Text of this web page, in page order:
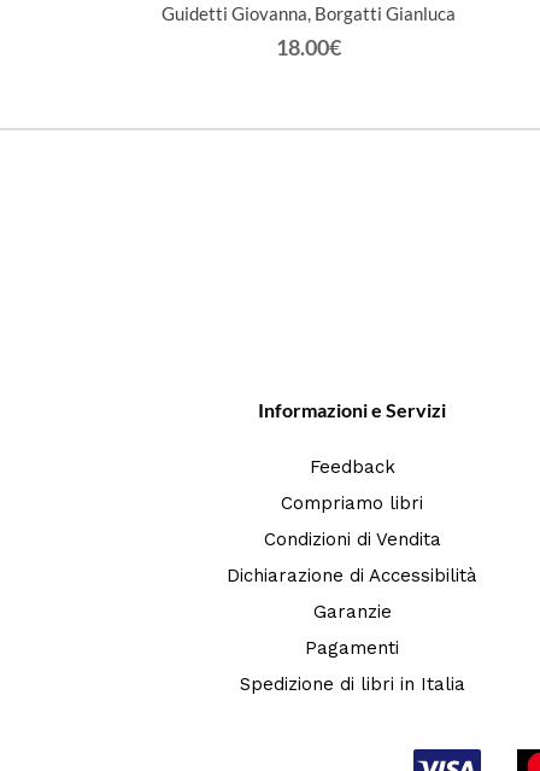
Guidetti Giovanna, Borgatti Gianluca
18.00€
Informazioni e Servizi
Feedback
Compriamo libri
Condizioni di Vendita
Dichiarazione di Accessibilità
Garanzie
Pagamenti
Spedizione di libri in Italia